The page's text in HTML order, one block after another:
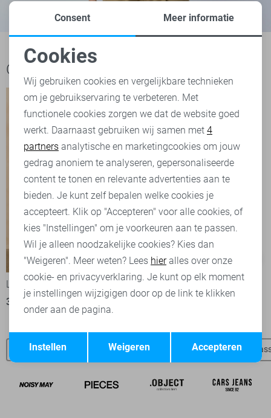
Ook het bekijken waard
-50%
Lofty Manner Jurk
32,50
Vila Jurk
17,50
SisterS point t-shirts SisterS point blouses SisterS point
Noodzakelijke cookies
Personalisatie cookies
Analytische cookies
Marketing cookies
Terug Opslaan
Consent Meer informatie
Cookies
Wij gebruiken cookies en vergelijkbare technieken
om je gebruikservaring te verbeteren. Met
functionele cookies zorgen we dat de website goed
werkt. Daarnaast gebruiken wij samen met 4
partners analytische en marketingcookies om jouw
gedrag anoniem te analyseren, gepersonaliseerde
content te tonen en relevante advertenties aan te
bieden. Je kunt zelf bepalen welke cookies je
accepteert. Klik op "Accepteren" voor alle cookies, of
kies "Instellingen" om je voorkeuren aan te passen.
Wil je alleen noodzakelijke cookies? Kies dan
"Weigeren". Meer weten? Lees hieralles over onze
cookie- en privacyverklaring. Je kunt op elk moment
je instellingen wijzigigen door op de link te klikken
onder aan de pagina.
Accepteren
Weigeren
Instellen